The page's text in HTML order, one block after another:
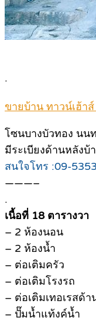
.
ขายบ้าน ทาวน์เฮ้า
โซนบางบัวทอง นน
มีระเบียงด้านหลังบ้
สนใจโทร :09-
———–
.
เนื้อที่ 18 ตารางวา
– 2 ห้องนอน
– 2 ห้องน้ำ
– ต่อเติมครัว
– ต่อเติมโรงรถ
– ต่อเติมเทอเรสด้า
– ปั๊มน้ำแท้งค์น้ำ